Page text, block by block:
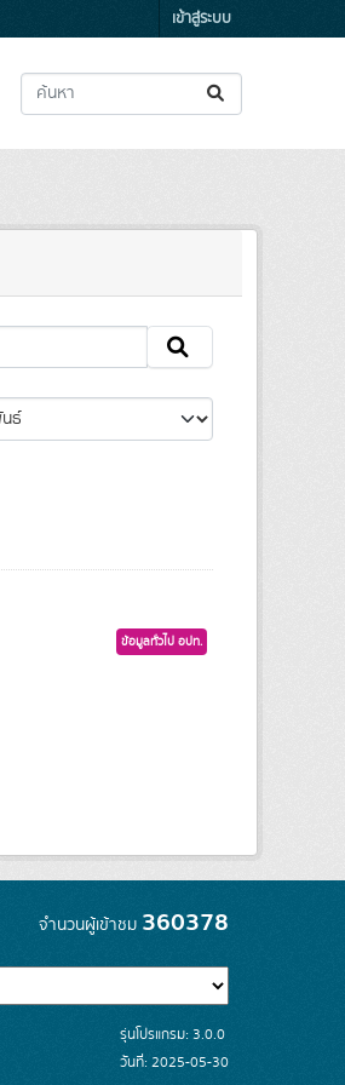
เข้าสู่ระบบ
ข้อมูลทั่วไป อปท.
จำนวนผู้เข้าชม 360378
รุ่นโปรแกรม: 3.0.0
วันที่: 2025-05-30